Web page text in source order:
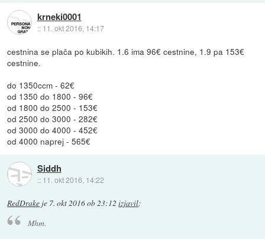
krneki0001
:: 11. okt 2016, 14:17
cestnina se plača po kubikih. 1.6 ima 96€ cestnine, 1.9 pa 153€
cestnine.
do 1350ccm - 62€
od 1350 do 1800 - 96€
od 1800 do 2500 - 153€
od 2500 do 3000 - 282€
od 3000 do 4000 - 452€
od 4000 naprej - 565€
Siddh
:: 11. okt 2016, 14:22
RedDrake je 7. okt 2016 ob 23:12 izjavil:
Mhm.